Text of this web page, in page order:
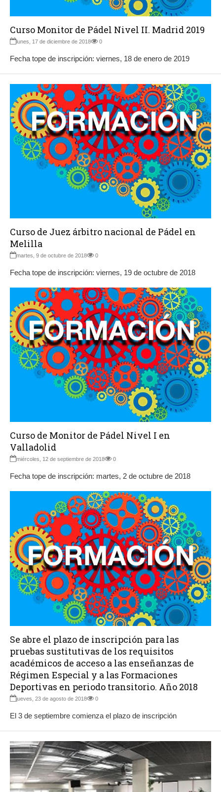
Curso Monitor de Pádel Nivel II. Madrid 2019
lunes, 17 de diciembre de 2018 0
Fecha tope de inscripción: viernes, 18 de enero de 2019
Curso de Juez árbitro nacional de Pádel en
Melilla
martes, 9 de octubre de 2018 0
Fecha tope de inscripción: viernes, 19 de octubre de 2018
Curso de Monitor de Pádel Nivel I en
Valladolid
miércoles, 12 de septiembre de 2018 0
Fecha tope de inscripción: martes, 2 de octubre de 2018
Se abre el plazo de inscripción para las
pruebas sustitutivas de los requisitos
académicos de acceso a las enseñanzas de
Régimen Especial y a las Formaciones
Deportivas en periodo transitorio. Año 2018
jueves, 23 de agosto de 2018 0
El 3 de septiembre comienza el plazo de inscripción